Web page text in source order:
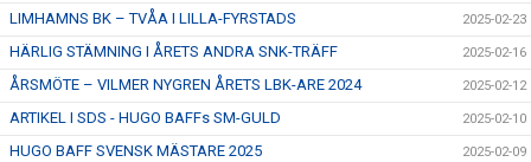
LIMHAMNS BK – TVÅA I LILLA-FYRSTADS 2025-02-23
HÄRLIG STÄMNING I ÅRETS ANDRA SNK-TRÄFF 2025-02-16
ÅRSMÖTE – VILMER NYGREN ÅRETS LBK-ARE 2024 2025-02-12
ARTIKEL I SDS - HUGO BAFFs SM-GULD 2025-02-10
HUGO BAFF SVENSK MÄSTARE 2025 2025-02-09